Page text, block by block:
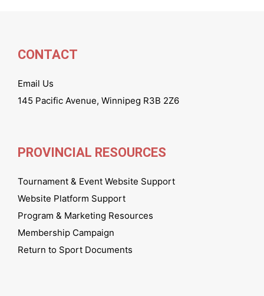
CONTACT
Email Us
145 Pacific Avenue, Winnipeg R3B 2Z6
PROVINCIAL RESOURCES
Tournament & Event Website Support
Website Platform Support
Program & Marketing Resources
Membership Campaign
Return to Sport Documents